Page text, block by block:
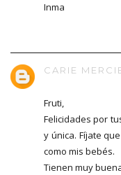
Inma
CARIE
Fruti,
Felicidades por
y única. Fíjate
como mis bebés.
Tienen muy